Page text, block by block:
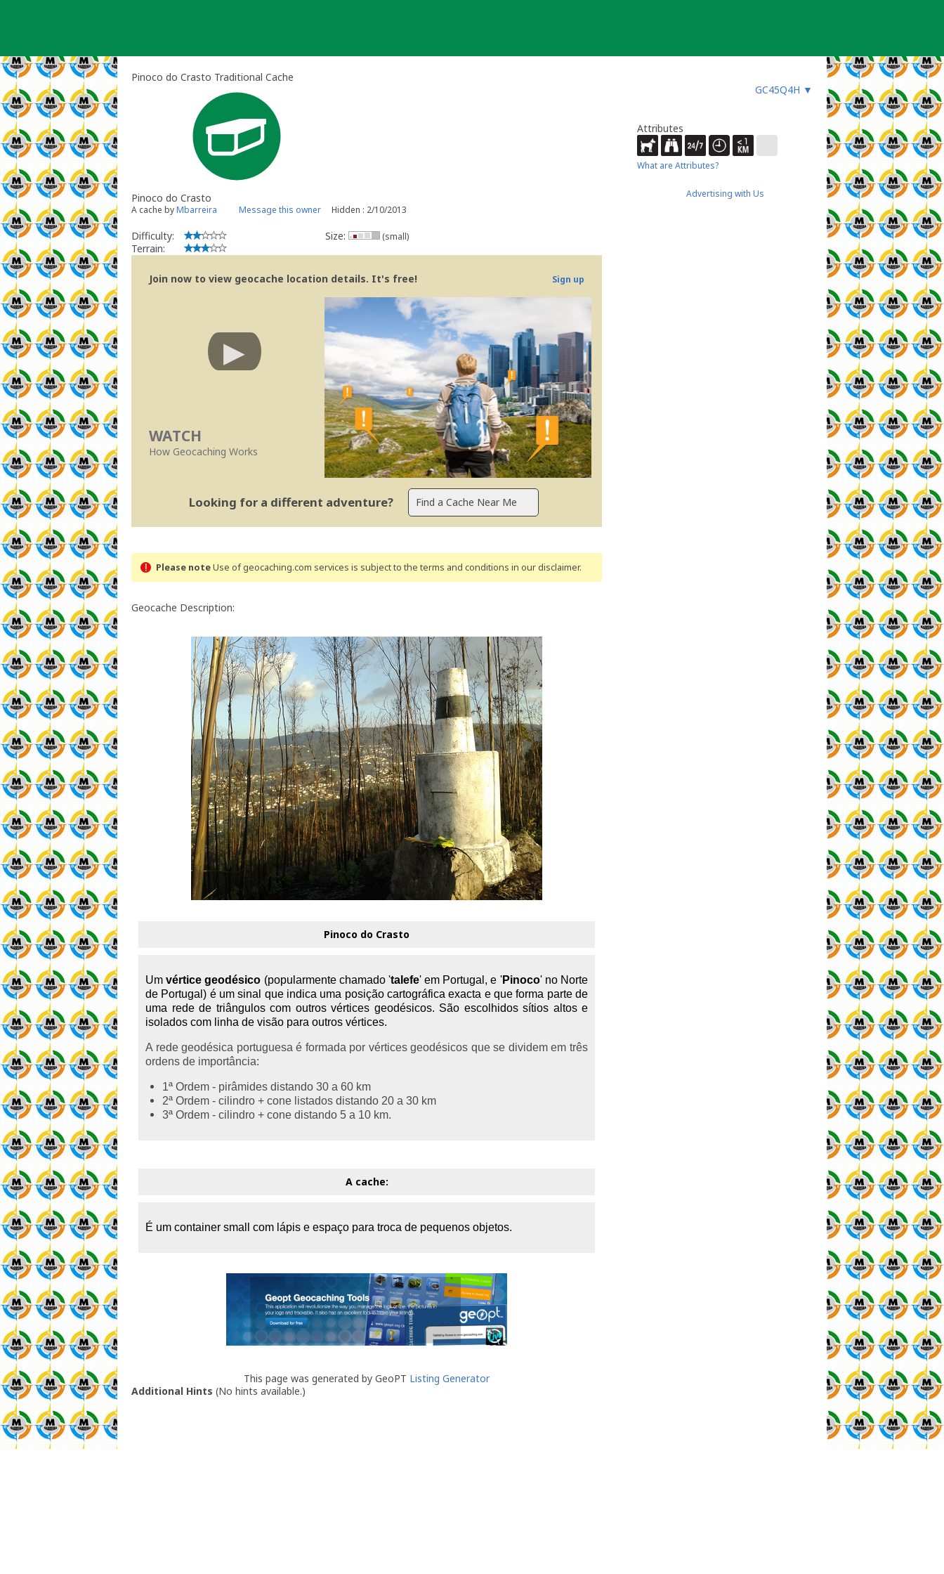
Pinoco do Crasto Traditional Cache
GC45Q4H ▼
Pinoco do Crasto
A cache byMbarreira Message this owner Hidden : 2/10/2013
Difficulty:
Terrain:
Size: (small)
Join now to view geocache location details. It's free! Sign up
WATCH
How Geocaching Works
Looking for a different adventure?
Please noteUse of geocaching.com services is subject to the terms and conditions in our disclaimer.
Geocache Description:
Pinoco do Crasto
Umvértice geodésico (popularmente chamado 'talefe' em Portugal, e 'Pinoco' no Norte
de Portugal) é um sinal que indica uma posição cartográfica exacta e que forma parte de
uma rede de triângulos com outros vértices geodésicos. São escolhidos sítios altos e
isolados com linha de visão para outros vértices.
A rede geodésica portuguesa é formada por vértices geodésicos que se dividem em três
ordens de importância:
1ª Ordem - pirâmides distando 30 a 60 km
2ª Ordem - cilindro + cone listados distando 20 a 30 km
3ª Ordem - cilindro + cone distando 5 a 10 km.
A cache:
É um container small com lápis e espaço para troca de pequenos objetos.
This page was generated by GeoPT Listing Generator
Additional Hints (No hints available.)
Attributes
What are Attributes?
Advertising with Us